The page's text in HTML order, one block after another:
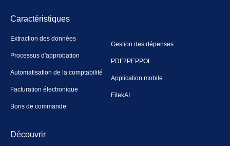
Caractéristiques
Extraction des données
Processus d'approbation
Automatisation de la comptabilité
Facturation électronique
Bons de commande
Gestion des dépenses
PDF2PEPPOL
Application mobile
FitekAI
Découvrir